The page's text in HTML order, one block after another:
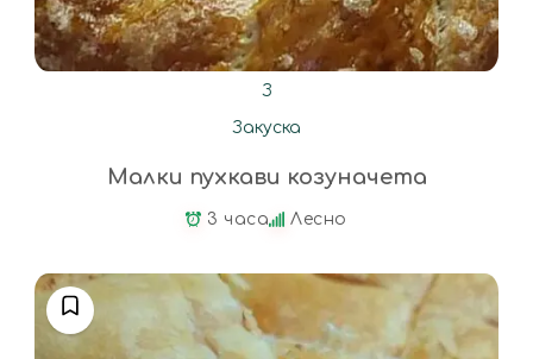
З
Закуска
Малки пухкави козуначета
3 часа Лесно